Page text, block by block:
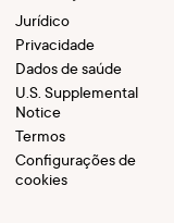
Jurídico
Privacidade
Dados de saúde
U.S. Supplemental
Notice
Termos
Configurações de
cookies